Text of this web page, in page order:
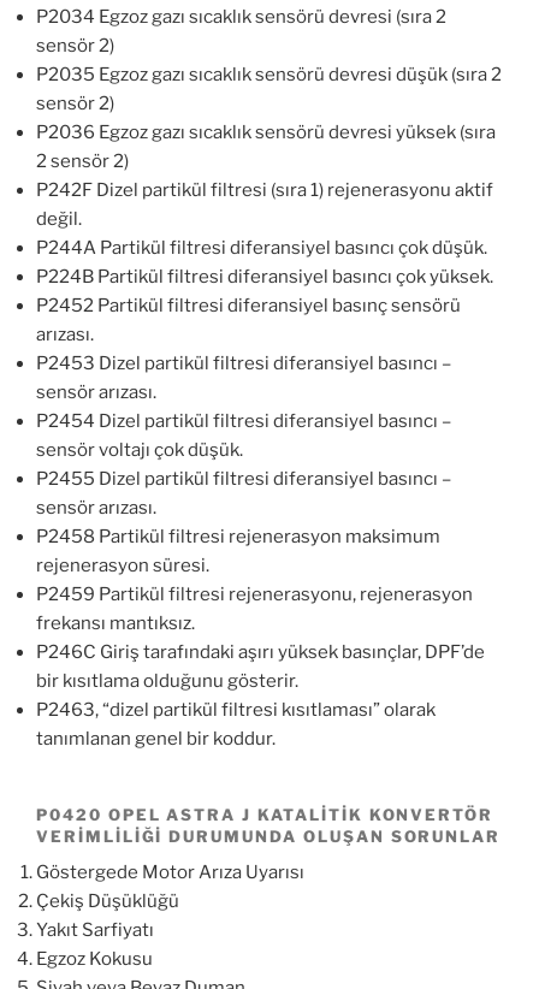
P2034 Egzoz gazı sıcaklık sensörü devresi (sıra 2
sensör 2)
P2035 Egzoz gazı sıcaklık sensörü devresi düşük (sıra 2
sensör 2)
P2036 Egzoz gazı sıcaklık sensörü devresi yüksek (sıra
2 sensör 2)
P242F Dizel partikül filtresi (sıra 1) rejenerasyonu aktif
değil.
P244A Partikül filtresi diferansiyel basıncı çok düşük.
P224B Partikül filtresi diferansiyel basıncı çok yüksek.
P2452 Partikül filtresi diferansiyel basınç sensörü
arızası.
P2453 Dizel partikül filtresi diferansiyel basıncı –
sensör arızası.
P2454 Dizel partikül filtresi diferansiyel basıncı –
sensör voltajı çok düşük.
P2455 Dizel partikül filtresi diferansiyel basıncı –
sensör arızası.
P2458 Partikül filtresi rejenerasyon maksimum
rejenerasyon süresi.
P2459 Partikül filtresi rejenerasyonu, rejenerasyon
frekansı mantıksız.
P246C Giriş tarafındaki aşırı yüksek basınçlar, DPF’de
bir kısıtlama olduğunu gösterir.
P2463, “dizel partikül filtresi kısıtlaması” olarak
tanımlanan genel bir koddur.
P0420 OPEL ASTRA J KATALITIK KONVERTÖR
VERIMLILIĞI DURUMUNDA OLUŞAN SORUNLAR
Göstergede Motor Arıza Uyarısı
Çekiş Düşüklüğü
Yakıt Sarfiyatı
Egzoz Kokusu